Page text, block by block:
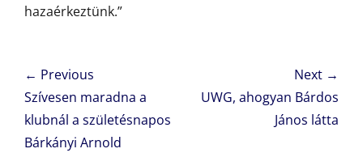
hazaérkeztünk.”
Bejegyzés
navigáció
← Previous
Previous
post:
Szívesen maradna a
klubnál a születésnapos
Bárkányi Arnold
Next →
NextUWG, ahogyan Bárdos
János látta